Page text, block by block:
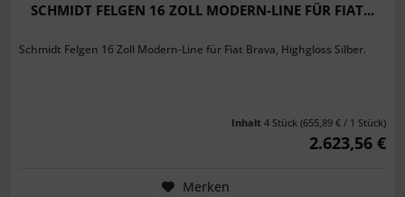
SCHMIDT FELGEN 16 ZOLL MODERN-LINE FÜR FIAT...
Schmidt Felgen 16 Zoll Modern-Line für Fiat Brava, Highgloss Silber.
Inhalt 4 Stück (655,89 € / 1 Stück)
2.623,56 €
Merken